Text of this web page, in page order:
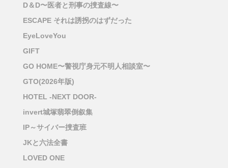
D＆D〜医者と刑事の捜査線〜
ESCAPE それは誘拐のはずだった
EyeLoveYou
GIFT
GO HOME〜警視庁身元不明人相談室〜
GTO(2026年版)
HOTEL -NEXT DOOR-
invert城塚翡翠倒叙集
IP～サイバー捜査班
JKと六法全書
LOVED ONE